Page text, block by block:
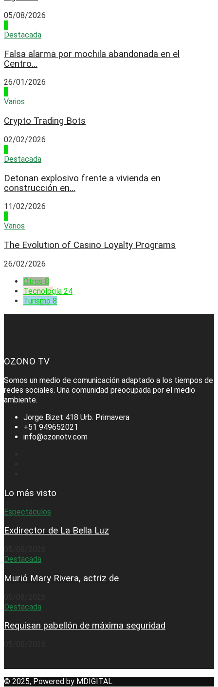
05/08/2026
Destacada
Falsa alarma por mochila abandonada en el
Centro...
26/01/2026
Varios
Crypto Trading Bots
02/02/2026
Destacada
Detonan explosivo frente a vivienda en
construcción en...
11/02/2026
Varios
The Evolution of Casino Loyalty Programs
26/02/2026
Otros 8
Tecnología 24
Turismo 8
OZONO TV
Somos un medio de comunicación adaptado a los tiempos de
redes sociales. Una comunidad preocupada por el medio
ambiente.
Jorge Bizet 418 Urb. Primavera
+51 949652021
info@ozonotv.com
Lo más visto
Espectáculos
Exdirector de La Bella Luz
Destacada
Murió Mary Rivera, actriz de
Destacada
Requisan pabellón de máxima seguridad
© 2025, Powered by MDIGITAL